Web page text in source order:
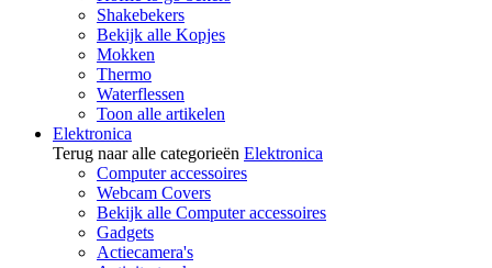
Shakebekers
Bekijk alle Kopjes
Mokken
Thermo
Waterflessen
Toon alle artikelen
Elektronica
Terug naar alle categorieën Elektronica
Computer accessoires
Webcam Covers
Bekijk alle Computer accessoires
Gadgets
Actiecamera's